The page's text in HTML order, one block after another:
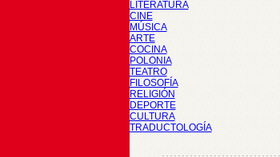
LITERATURA
CINE
MÚSICA
ARTE
COCINA
POLONIA
TEATRO
FILOSOFÍA
RELIGIÓN
DEPORTE
CULTURA
TRADUCTOLOGÍA